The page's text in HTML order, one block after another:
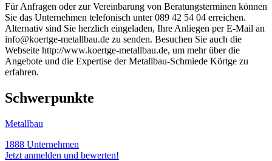
Für Anfragen oder zur Vereinbarung von Beratungsterminen können
Sie das Unternehmen telefonisch unter 089 42 54 04 erreichen.
Alternativ sind Sie herzlich eingeladen, Ihre Anliegen per E-Mail an
info@koertge-metallbau.de zu senden. Besuchen Sie auch die
Webseite http://www.koertge-metallbau.de, um mehr über die
Angebote und die Expertise der Metallbau-Schmiede Körtge zu
erfahren.
Schwerpunkte
Metallbau
1888 Unternehmen
Jetzt anmelden und bewerten!